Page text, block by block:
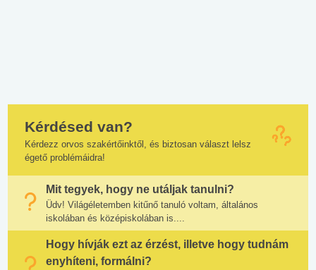
Kérdésed van?
Kérdezz orvos szakértőinktől, és biztosan választ lelsz
égető problémáidra!
Mit tegyek, hogy ne utáljak tanulni?
Üdv! Világéletemben kitűnő tanuló voltam, általános
iskolában és középiskolában is....
Hogy hívják ezt az érzést, illetve hogy tudnám
enyhíteni, formálni?